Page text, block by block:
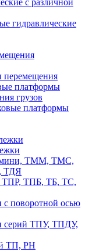
с различной
гидравлические
перемещения
платформы
грузов
платформы
ТММ, ТМС,
ТДЯ
ТПР, ТПБ, ТБ, ТС,
с поворотной осью
серий ТПУ, ТПДУ,
ТП, PH